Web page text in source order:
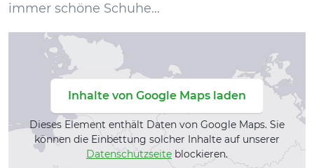
immer schöne Schuhe...
Inhalte von Google Maps laden
Dieses Element enthält Daten von Google Maps. Sie
können die Einbettung solcher Inhalte auf unserer
Datenschutzseite blockieren.